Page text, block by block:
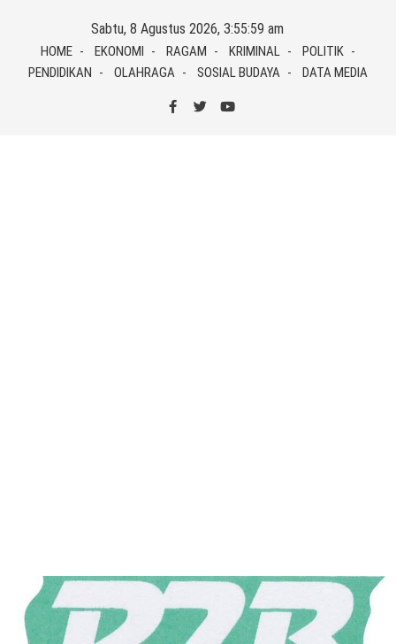
content
Sabtu, 8 Agustus 2026, 3:55:59 am
HOME EKONOMI RAGAM KRIMINAL
POLITIK
PENDIDIKAN
OLAHRAGA SOSIAL BUDAYA DATA MEDIA